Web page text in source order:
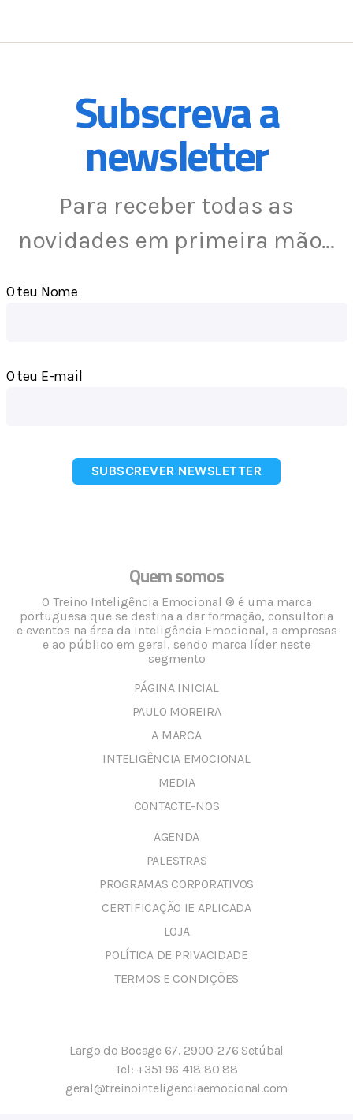
Subscreva a
newsletter
Para receber todas as
novidades em primeira mão…
O teu Nome
O teu E-mail
SUBSCREVER NEWSLETTER
Quem somos
O Treino Inteligência Emocional ® é uma marca
portuguesa que se destina a dar formação, consultoria
e eventos na área da Inteligência Emocional, a empresas
e ao público em geral, sendo marca líder neste
segmento
PÁGINA INICIAL
PAULO MOREIRA
A MARCA
INTELIGÊNCIA EMOCIONAL
MEDIA
CONTACTE-NOS
AGENDA
PALESTRAS
PROGRAMAS CORPORATIVOS
CERTIFICAÇÃO IE APLICADA
LOJA
POLÍTICA DE PRIVACIDADE
TERMOS E CONDIÇÕES
Largo do Bocage 67, 2900-276 Setúbal
Tel: +351 96 418 80 88
geral@treinointeligenciaemocional.com